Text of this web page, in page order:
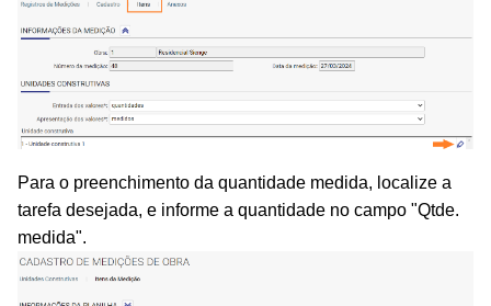
Para o preenchimento da quantidade medida, localize a
tarefa desejada, e informe a quantidade no campo "Qtde.
medida".